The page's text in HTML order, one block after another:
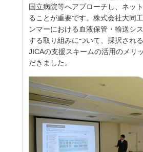
国立病院等へアプローチし、ネッ
ることが重要です。株式会社大同
ンマーにおける血液保管・輸送シ
する取り組みについて、採択される
JICAの支援スキームの活用のメリ
だきました。